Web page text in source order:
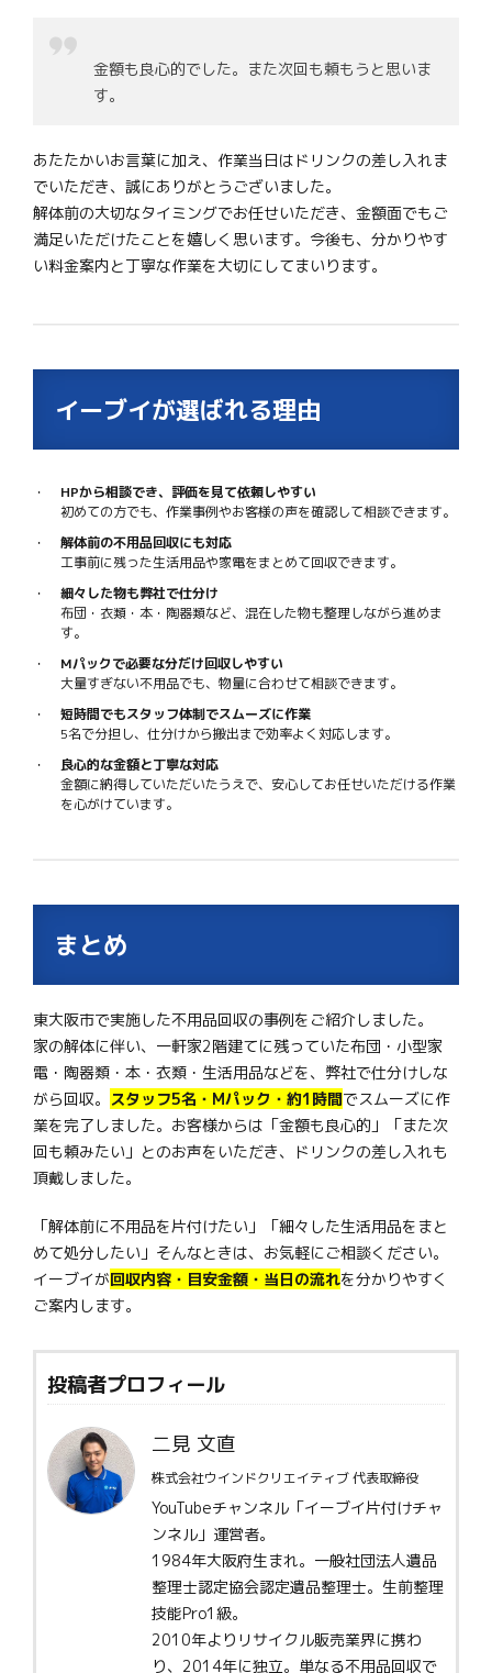
金額も良心的でした。また次回も頼もうと思いま
す。
あたたかいお言葉に加え、作業当日はドリンクの差し入れま
でいただき、誠にありがとうございました。
解体前の大切なタイミングでお任せいただき、金額面でもご
満足いただけたことを嬉しく思います。今後も、分かりやす
い料金案内と丁寧な作業を大切にしてまいります。
イーブイが選ばれる理由
HPから相談でき、評価を見て依頼しやすい
初めての方でも、作業事例やお客様の声を確認して相談できます。
解体前の不用品回収にも対応
工事前に残った生活用品や家電をまとめて回収できます。
細々した物も弊社で仕分け
布団・衣類・本・陶器類など、混在した物も整理しながら進めま
す。
Mパックで必要な分だけ回収しやすい
大量すぎない不用品でも、物量に合わせて相談できます。
短時間でもスタッフ体制でスムーズに作業
5名で分担し、仕分けから搬出まで効率よく対応します。
良心的な金額と丁寧な対応
金額に納得していただいたうえで、安心してお任せいただける作業
を心がけています。
まとめ
東大阪市で実施した不用品回収の事例をご紹介しました。
家の解体に伴い、一軒家2階建てに残っていた布団・小型家
電・陶器類・本・衣類・生活用品などを、弊社で仕分けしな
がら回収。 スタッフ5名・Mパック・約1時間でスムーズに作
業を完了しました。お客様からは「金額も良心的」「また次
回も頼みたい」とのお声をいただき、ドリンクの差し入れも
頂戴しました。
「解体前に不用品を片付けたい」「細々した生活用品をまと
めて処分したい」そんなときは、お気軽にご相談ください。
イーブイが回収内容・目安金額・当日の流れを分かりやすく
ご案内します。
投稿者プロフィール
二見 文直
株式会社ウインドクリエイティブ 代表取締役
YouTubeチャンネル「イーブイ片付けチャ
ンネル」運営者。
1984年大阪府生まれ。一般社団法人遺品
整理士認定協会認定遺品整理士。生前整理
技能Pro1級。
2010年よりリサイクル販売業界に携わ
り、2014年に独立。単なる不用品回収で